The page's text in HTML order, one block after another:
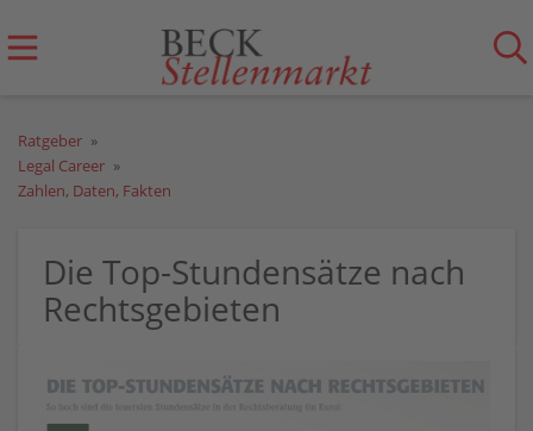
Ratgeber
Legal Career
Zahlen, Daten, Fakten
Die Top-Stundensätze nach
Rechtsgebieten